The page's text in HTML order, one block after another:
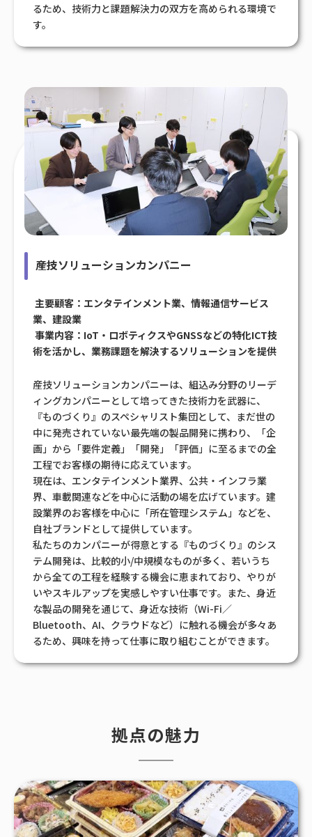
るため、技術力と課題解決力の双方を高められる環境で
す。
産技ソリューションカンパニー
主要顧客：エンタテインメント業、情報通信サービス
業、建設業
事業内容：IoT・ロボティクスやGNSSなどの特化ICT技
術を活かし、業務課題を解決するソリューションを提供
産技ソリューションカンパニーは、組込み分野のリーデ
ィングカンパニーとして培ってきた技術力を武器に、
『ものづくり』のスペシャリスト集団として、まだ世の
中に発売されていない最先端の製品開発に携わり、「企
画」から「要件定義」「開発」「評価」に至るまでの全
工程でお客様の期待に応えています。
現在は、エンタテインメント業界、公共・インフラ業
界、車載関連などを中心に活動の場を広げています。建
設業界のお客様を中心に「所在管理システム」などを、
自社ブランドとして提供しています。
私たちのカンパニーが得意とする『ものづくり』のシス
テム開発は、比較的小/中規模なものが多く、若いうち
から全ての工程を経験する機会に恵まれており、やりが
いやスキルアップを実感しやすい仕事です。また、身近
な製品の開発を通じて、身近な技術（Wi-Fi／
Bluetooth、AI、クラウドなど）に触れる機会が多々あ
るため、興味を持って仕事に取り組むことができます。
拠点の魅力